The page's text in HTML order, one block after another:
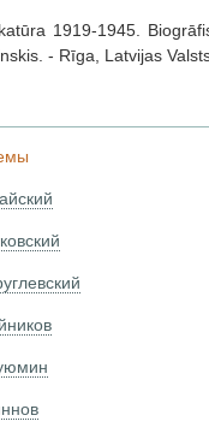
1919-1945.
- Rīga, Latvijas